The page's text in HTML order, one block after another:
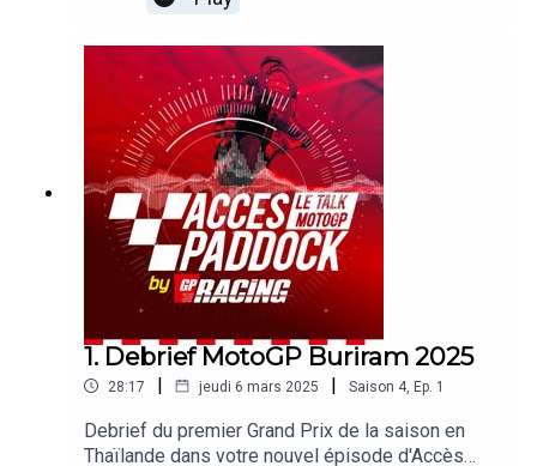
Michel Turco et Alexis Delisse. Avec une large
Marquez. On revient également sur l'énorme perf
de Johann Zarco, les difficultés de KTM et
Yamaha ou encore la disqualification d'Ai Ogura.
Sans oublier les sujets brulants qui agitent le
paddock !
1. Debrief MotoGP Buriram 2025
28:17 | jeudi 6 mars 2025 | Saison 4, Ep. 1
Debrief du premier Grand Prix de la saison en
Thaïlande dans votre nouvel épisode d'Accès